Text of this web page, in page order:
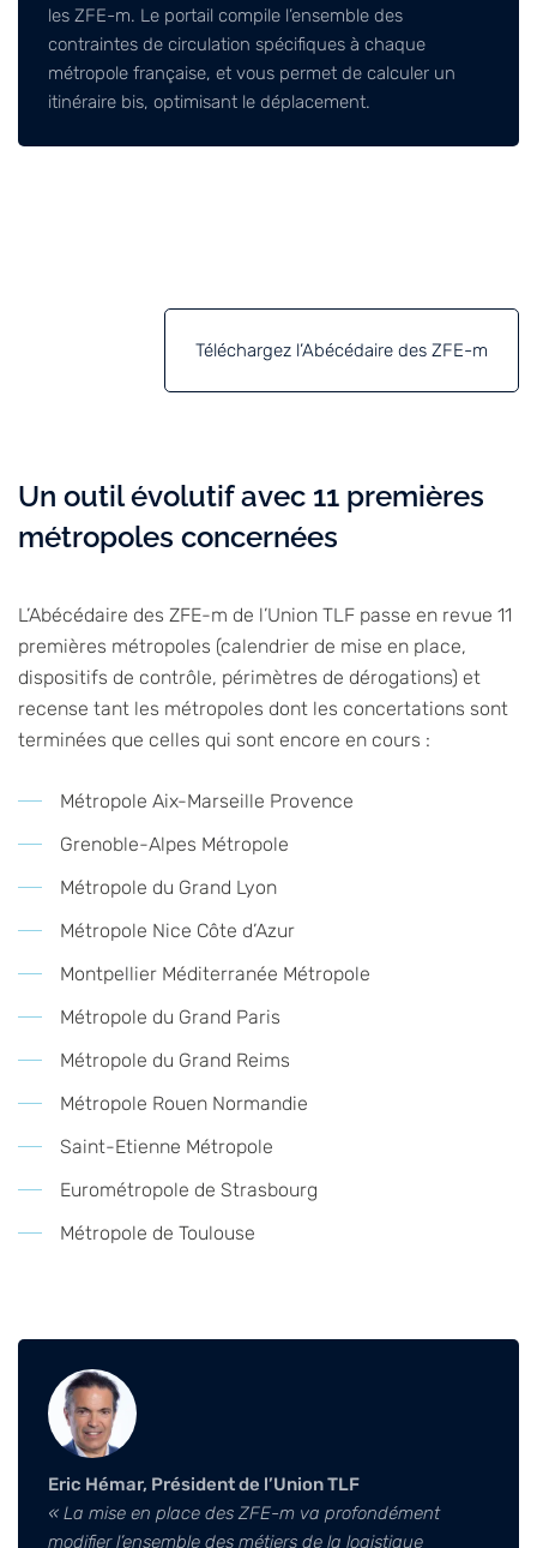
les ZFE-m. Le portail compile l’ensemble des
contraintes de circulation spécifiques à chaque
métropole française, et vous permet de calculer un
itinéraire bis, optimisant le déplacement.
Téléchargez l’Abécédaire des ZFE-m
Un outil évolutif avec 11 premières
métropoles concernées
L’Abécédaire des ZFE-m de l’Union TLF passe en revue 11
premières métropoles (calendrier de mise en place,
dispositifs de contrôle, périmètres de dérogations) et
recense tant les métropoles dont les concertations sont
terminées que celles qui sont encore en cours :
Métropole Aix-Marseille Provence
Grenoble-Alpes Métropole
Métropole du Grand Lyon
Métropole Nice Côte d’Azur
Montpellier Méditerranée Métropole
Métropole du Grand Paris
Métropole du Grand Reims
Métropole Rouen Normandie
Saint-Etienne Métropole
Eurométropole de Strasbourg
Métropole de Toulouse
Eric Hémar, Président de l’Union TLF
« La mise en place des ZFE-m va profondément
modifier l’ensemble des métiers de la logistique